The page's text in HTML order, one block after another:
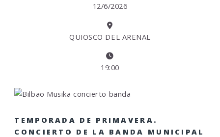
12/6/2026
QUIOSCO DEL ARENAL
19:00
TEMPORADA DE PRIMAVERA.
CONCIERTO DE LA BANDA MUNICIPAL